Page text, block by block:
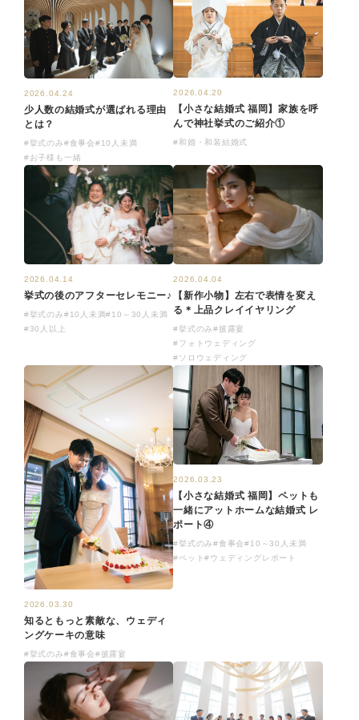
2026.04.24
少人数の結婚式が選ばれる理由
とは？
#挙式のみ#食事会#10人未満
#お子様も一緒
2026.04.20
【小さな結婚式 福岡】家族を呼
んで神社挙式のご紹介①
#和婚・和装結婚式
2026.04.14
挙式の後のアフターセレモニー♪
#挙式のみ#10人未満#10～30人未満
#30人以上
2026.04.04
【新作小物】左右で表情を変え
る＊上品クレイイヤリング
#挙式のみ#披露宴
#フォトウェディング
#ソロウェディング
2026.03.30
知るともっと素敵な、ウェディ
ングケーキの意味
#挙式のみ#食事会#披露宴
2026.03.23
【小さな結婚式 福岡】ペットも
一緒にアットホームな結婚式 レ
ポート④
#挙式のみ#食事会#10～30人未満
#ペット#ウェディングレポート